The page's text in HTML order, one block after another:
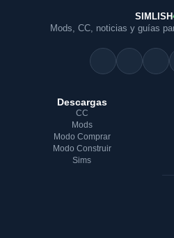
SIMLISH
Mods, CC, noticias y guías
Descargas
CC
Mods
Modo Comprar
Modo Construir
Sims